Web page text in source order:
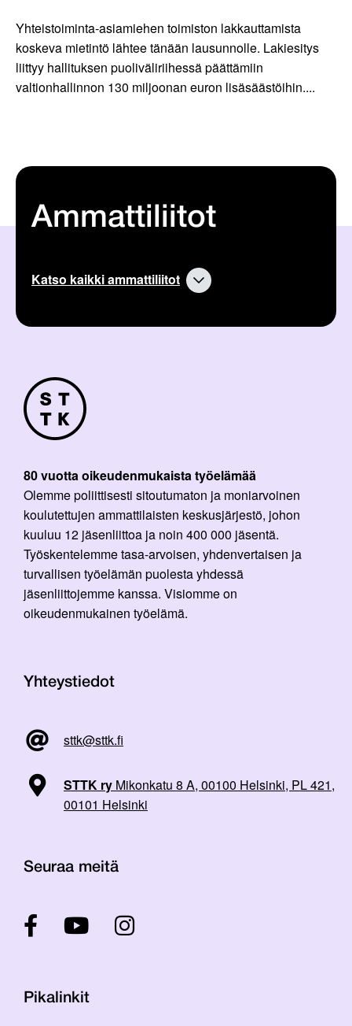
Yhteistoiminta-asiamiehen toimiston lakkauttamista
koskeva mietintö lähtee tänään lausunnolle. Lakiesitys
liittyy hallituksen puoliväliriihessä päättämiin
valtionhallinnon 130 miljoonan euron lisäsäästöihin....
Ammattiliitot
Katso kaikki ammattiliitot
80 vuotta oikeudenmukaista työelämää
Olemme poliittisesti sitoutumaton ja moniarvoinen
koulutettujen ammattilaisten keskusjärjestö, johon
kuuluu 12 jäsenliittoa ja noin 400 000 jäsentä.
Työskentelemme tasa-arvoisen, yhdenvertaisen ja
turvallisen työelämän puolesta yhdessä
jäsenliittojemme kanssa. Visiomme on
oikeudenmukainen työelämä.
Yhteystiedot
sttk@sttk.fi
STTK ry Mikonkatu 8 A, 00100 Helsinki, PL 421,
00101 Helsinki
Seuraa meitä
Pikalinkit